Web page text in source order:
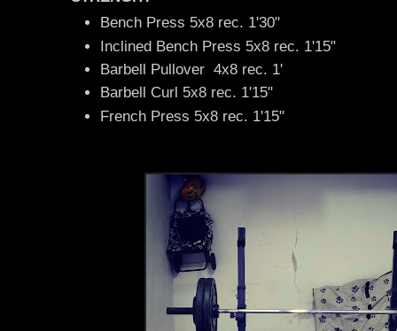
Bench Press 5x8 rec. 1'30"
Inclined Bench Press 5x8 rec. 1'15"
Barbell Pullover 4x8 rec. 1'
Barbell Curl 5x8 rec. 1'15"
French Press 5x8 rec. 1'15"